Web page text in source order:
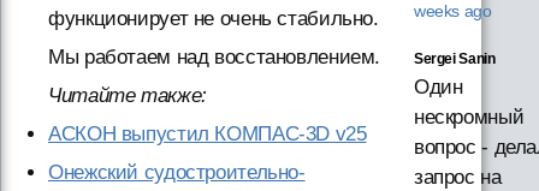
функционирует не очень стабильно.
Мы работаем над восстановлением.
Читайте также:
АСКОН выпустил КОМПАС-3D v25
Онежский судостроительно-
weeks ago
Sergei Sanin
Один
нескромный
вопрос -
запрос на